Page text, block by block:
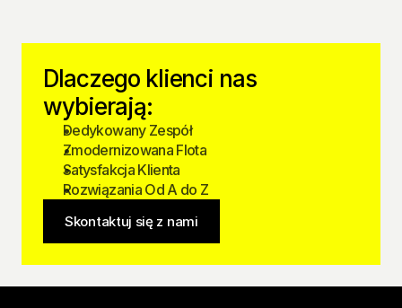
Dlaczego klienci nas
wybierają:
Dedykowany Zespół
Zmodernizowana Flota
Satysfakcja Klienta
Rozwiązania Od A do Z
Skontaktuj się z nami